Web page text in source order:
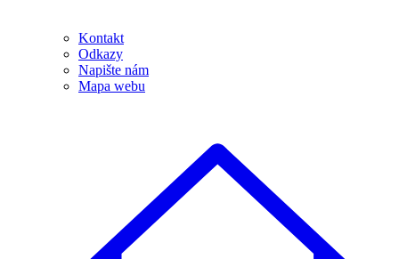
Kontakt
Odkazy
Napište nám
Mapa webu